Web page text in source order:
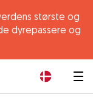
største og
dyrepassere og